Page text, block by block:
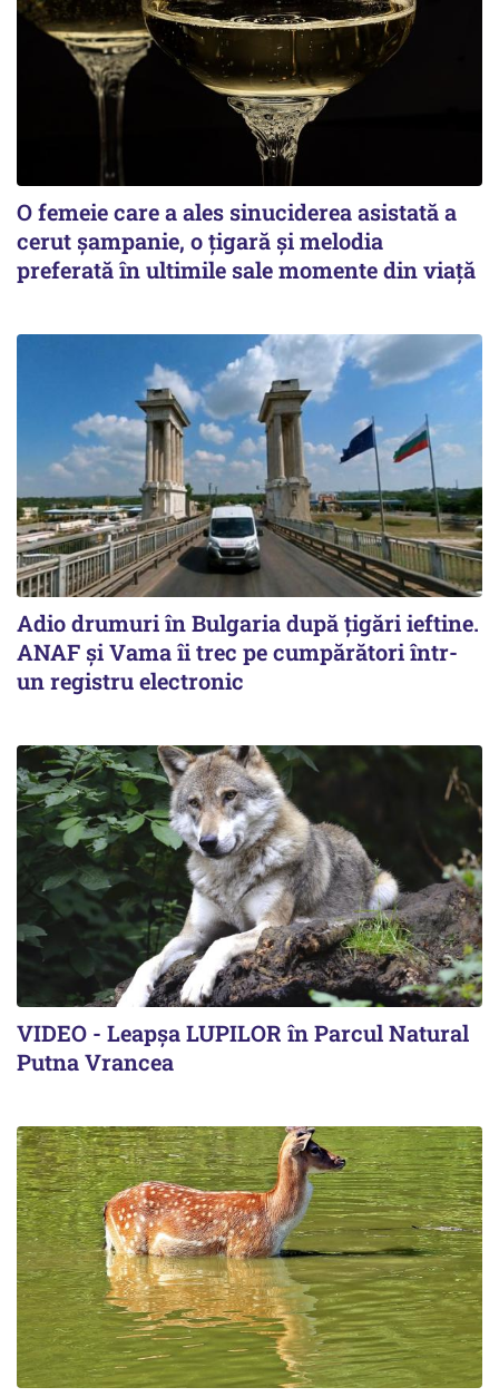
O femeie care a ales sinuciderea asistată a
cerut șampanie, o țigară și melodia
preferată în ultimile sale momente din viață
Adio drumuri în Bulgaria după țigări ieftine.
ANAF și Vama îi trec pe cumpărători într-
un registru electronic
VIDEO - Leapșa LUPILOR în Parcul Natural
Putna Vrancea